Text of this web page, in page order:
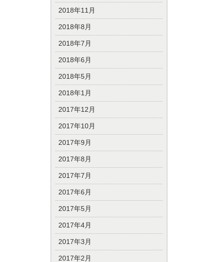
2018年11月
2018年8月
2018年7月
2018年6月
2018年5月
2018年1月
2017年12月
2017年10月
2017年9月
2017年8月
2017年7月
2017年6月
2017年5月
2017年4月
2017年3月
2017年2月